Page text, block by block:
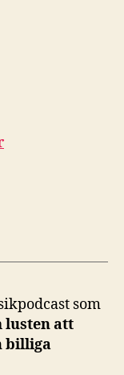
som
lusten att
billiga